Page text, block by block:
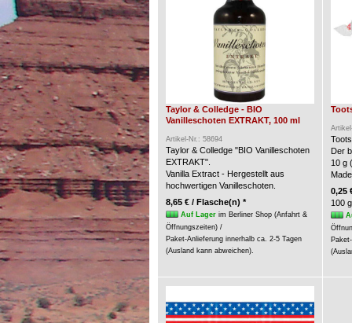
Taylor & Colledge - BIO
Vanilleschoten EXTRAKT, 100 ml
Artikel-Nr.: 58694
Taylor & Colledge "BIO Vanilleschoten
EXTRAKT".
Vanilla Extract - Hergestellt aus
hochwertigen Vanilleschoten.
8,65 € / Flasche(n) *
Auf Lagerim Berliner Shop (Anfahrt &
Öffnungszeiten) /
Paket-Anlieferung innerhalb ca. 2-5 Tagen
(Ausland kann abweichen).
Der
10 g
0,25
100